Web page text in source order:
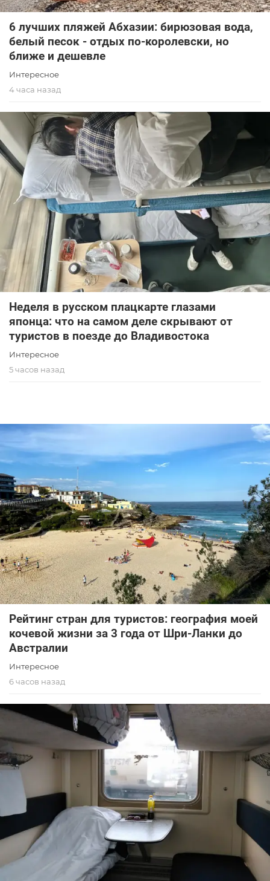
6 лучших пляжей Абхазии: бирюзовая вода,
белый песок - отдых по-королевски, но
ближе и дешевле
Интересное
4 часа назад
Неделя в русском плацкарте глазами
японца: что на самом деле скрывают от
туристов в поезде до Владивостока
Интересное
5 часов назад
Рейтинг стран для туристов: география моей
кочевой жизни за 3 года от Шри-Ланки до
Австралии
Интересное
6 часов назад